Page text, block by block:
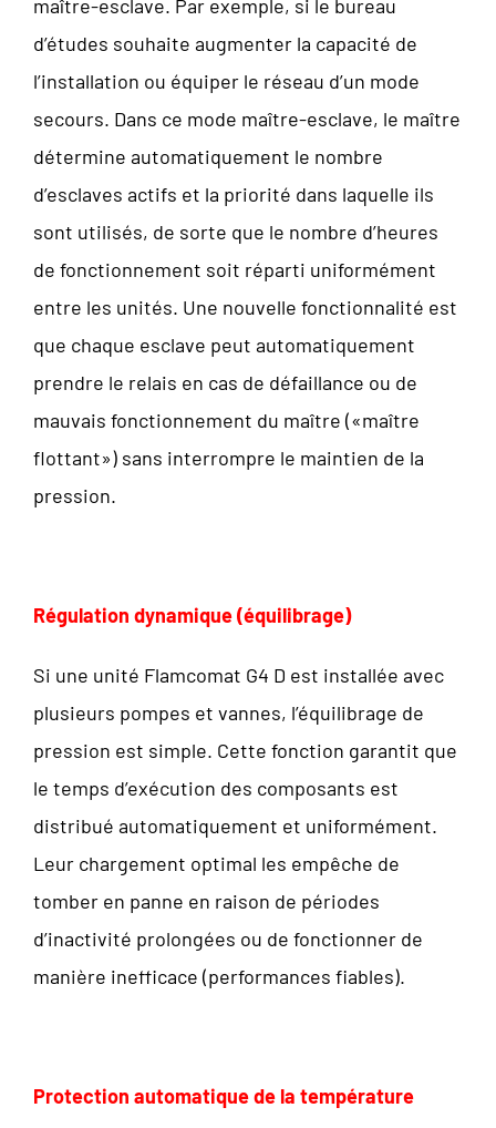
maître-esclave. Par exemple, si le bureau
d’études souhaite augmenter la capacité de
l’installation ou équiper le réseau d’un mode
secours. Dans ce mode maître-esclave, le maître
détermine automatiquement le nombre
d’esclaves actifs et la priorité dans laquelle ils
sont utilisés, de sorte que le nombre d’heures
de fonctionnement soit réparti uniformément
entre les unités. Une nouvelle fonctionnalité est
que chaque esclave peut automatiquement
prendre le relais en cas de défaillance ou de
mauvais fonctionnement du maître («maître
flottant») sans interrompre le maintien de la
pression.
Régulation dynamique (équilibrage)
Si une unité Flamcomat G4 D est installée avec
plusieurs pompes et vannes, l’équilibrage de
pression est simple. Cette fonction garantit que
le temps d’exécution des composants est
distribué automatiquement et uniformément.
Leur chargement optimal les empêche de
tomber en panne en raison de périodes
d’inactivité prolongées ou de fonctionner de
manière inefficace (performances fiables).
Protection automatique de la température